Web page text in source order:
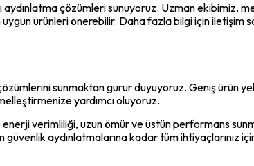
aydınlatma çözümleri sunuyoruz. Uzman ekibimiz,
ürünleri önerebilir. Daha fazla bilgi için iletişim
sunmaktan gurur duyuyoruz. Geniş ürün
yardımcı oluyoruz.
verimliliği, uzun ömür ve üstün performans
güvenlik aydınlatmalarına kadar tüm ihtiyaçlarınız